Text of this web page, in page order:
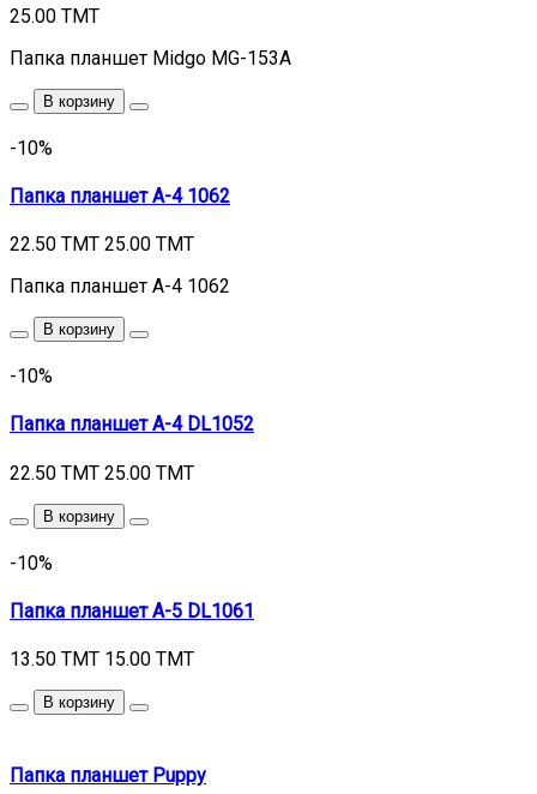
25.00 TMT
Папка планшет Midgo MG-153A
В корзину
-10%
Папка планшет А-4 1062
22.50 TMT 25.00 TMT
Папка планшет А-4 1062
В корзину
-10%
Папка планшет А-4 DL1052
22.50 TMT 25.00 TMT
В корзину
-10%
Папка планшет А-5 DL1061
13.50 TMT 15.00 TMT
В корзину
Папка планшет Puppy